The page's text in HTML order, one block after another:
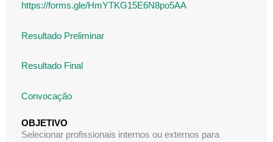
https://forms.gle/HmYTKG15E6N8po5AA
Resultado Preliminar
Resultado Final
Convocação
OBJETIVO
Selecionar profissionais internos ou externos para